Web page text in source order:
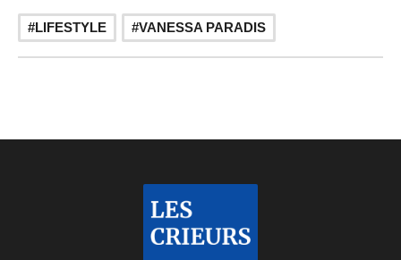
LIFESTYLE VANESSA PARADIS